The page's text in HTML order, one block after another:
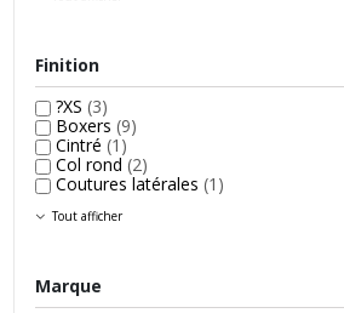
Finition
?XS (3)
Boxers (9)
Cintré (1)
Col rond (2)
Coutures latérales (1)
Tout afficher
Marque